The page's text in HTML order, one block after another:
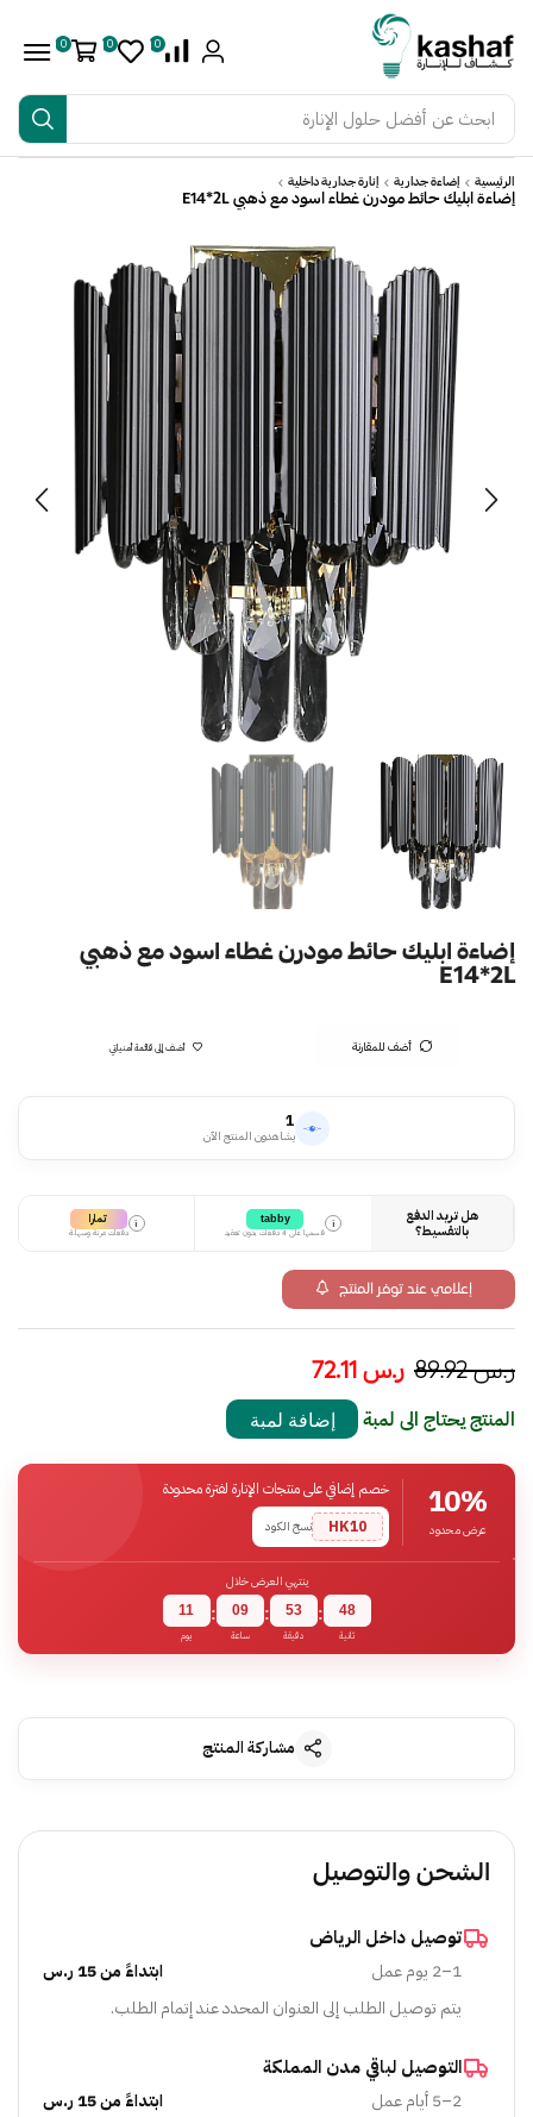
ابحث عن أفضل حلول الإنارة
0
0
0
الرئيسية إضاءة جدارية إنارة جدارية داخلية
إضاءة ابليك حائط مودرن غطاء اسود مع ذهبي E14*2L
إضاءة ابليك حائط مودرن غطاء اسود مع ذهبي
E14*2L
أضف للمقارنة أضف إلى قائمة أمنياتي
1
يشاهدون المنتج الآن
هل تريد الدفع
بالتقسيط؟
i
tabby
قسمها على 4 دفعات بدون تعقيد
i تمارا
دفعات مرنة وسهلة
إعلامي عند توفر المنتج
ر.س89.92 ر.س
المنتج يحتاج الى لمبة إضافة لمبة
10%
عرض محدود
خصم إضافي على منتجات الإنارة لفترة محدودة
HK10
نسخ الكود
ينتهي العرض خلال
11
يوم
: 09
ساعة
: 53
دقيقة
: 47
ثانية
مشاركة المنتج
الشحن والتوصيل
توصيل داخل الرياض
1–2 يوم عمل
ابتداءً من 15 ر.س
يتم توصيل الطلب إلى العنوان المحدد عند إتمام الطلب.
التوصيل لباقي مدن المملكة
2–5 أيام عمل
ابتداءً من 15 ر.س